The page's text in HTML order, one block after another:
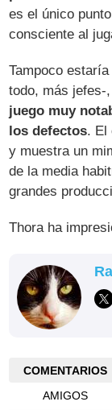
es el único
consciente al
Tampoco
todo, más
juego muy
los defectos. El
y muestra un
de la media
grandes
Thora ha
COMENTARIOS
AMIGOS